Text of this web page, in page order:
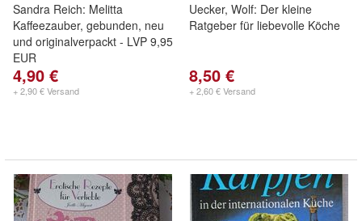
Sandra Reich: Melitta
Kaffeezauber, gebunden, neu
und originalverpackt - LVP 9,95
EUR
4,90 €
+ 2,90 € Versand
Uecker, Wolf: Der kleine
Ratgeber für liebevolle Köche
8,50 €
+ 2,60 € Versand